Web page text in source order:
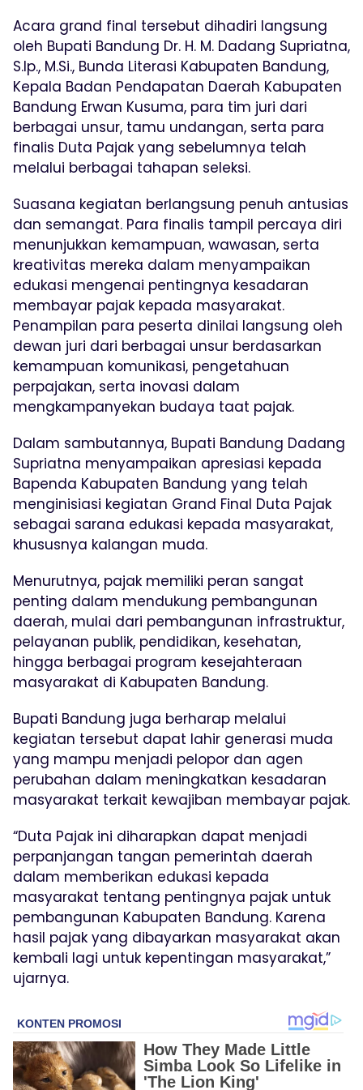
Acara grand final tersebut dihadiri langsung
oleh Bupati Bandung Dr. H. M. Dadang Supriatna,
S.Ip., M.Si., Bunda Literasi Kabupaten Bandung,
Kepala Badan Pendapatan Daerah Kabupaten
Bandung Erwan Kusuma, para tim juri dari
berbagai unsur, tamu undangan, serta para
finalis Duta Pajak yang sebelumnya telah
melalui berbagai tahapan seleksi.
Suasana kegiatan berlangsung penuh antusias
dan semangat. Para finalis tampil percaya diri
menunjukkan kemampuan, wawasan, serta
kreativitas mereka dalam menyampaikan
edukasi mengenai pentingnya kesadaran
membayar pajak kepada masyarakat.
Penampilan para peserta dinilai langsung oleh
dewan juri dari berbagai unsur berdasarkan
kemampuan komunikasi, pengetahuan
perpajakan, serta inovasi dalam
mengkampanyekan budaya taat pajak.
Dalam sambutannya, Bupati Bandung Dadang
Supriatna menyampaikan apresiasi kepada
Bapenda Kabupaten Bandung yang telah
menginisiasi kegiatan Grand Final Duta Pajak
sebagai sarana edukasi kepada masyarakat,
khususnya kalangan muda.
Menurutnya, pajak memiliki peran sangat
penting dalam mendukung pembangunan
daerah, mulai dari pembangunan infrastruktur,
pelayanan publik, pendidikan, kesehatan,
hingga berbagai program kesejahteraan
masyarakat di Kabupaten Bandung.
Bupati Bandung juga berharap melalui
kegiatan tersebut dapat lahir generasi muda
yang mampu menjadi pelopor dan agen
perubahan dalam meningkatkan kesadaran
masyarakat terkait kewajiban membayar pajak.
“Duta Pajak ini diharapkan dapat menjadi
perpanjangan tangan pemerintah daerah
dalam memberikan edukasi kepada
masyarakat tentang pentingnya pajak untuk
pembangunan Kabupaten Bandung. Karena
hasil pajak yang dibayarkan masyarakat akan
kembali lagi untuk kepentingan masyarakat,”
ujarnya.